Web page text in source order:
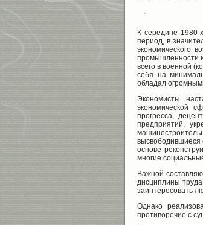
К середине 1980-
период, в
экономического
промышленности
всего в военной
себя на
обладал
Экономисты
экономической
прогресса,
предприятий,
высвободившиеся
основе
многие
Важной
дисциплины
заинтересовать
Однако
противоречие с